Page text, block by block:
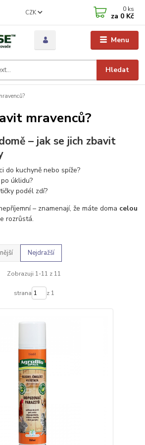
Menu
CZK
Hledat
0 ks
za 0 Kč
mravenců?
– jak se jich zbavit
do kuchyně nebo spíže?
úklidu?
podél zdí?
– znamenají, že máte doma celou
rozrůstá.
Nejdražší
Zobrazuji 1-11 z 11
strana z 1